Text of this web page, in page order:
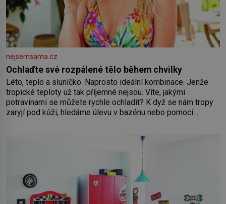
nejsemsama.cz
Ochlaďte své rozpálené tělo během chvilky
Léto, teplo a sluníčko. Naprosto ideální kombinace. Jenže
tropické teploty už tak příjemné nejsou. Víte, jakými
potravinami se můžete rychle ochladit? K dyž se nám tropy
zaryjí pod kůži, hledáme úlevu v bazénu nebo pomocí